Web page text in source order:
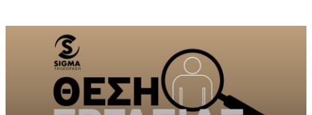
έχουν δεντροφυτευτεί, εμπλουτίζοντας την
υφιστάμενη βλάστηση. Τέλος, θα πραγματοποιηθεί
φύτευση χαμηλής βλάστησης εντός της πλατείας το
ερχόμενο Φθινόπωρο.